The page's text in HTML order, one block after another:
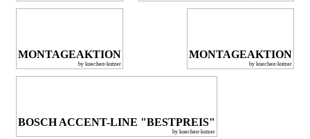
MONTAGEAKTION
by kuechen-kutzer
MONTAGEAKTION
by kuechen-kutzer
BOSCH ACCENT-LINE "BESTPREIS"
by kuechen-kutzer